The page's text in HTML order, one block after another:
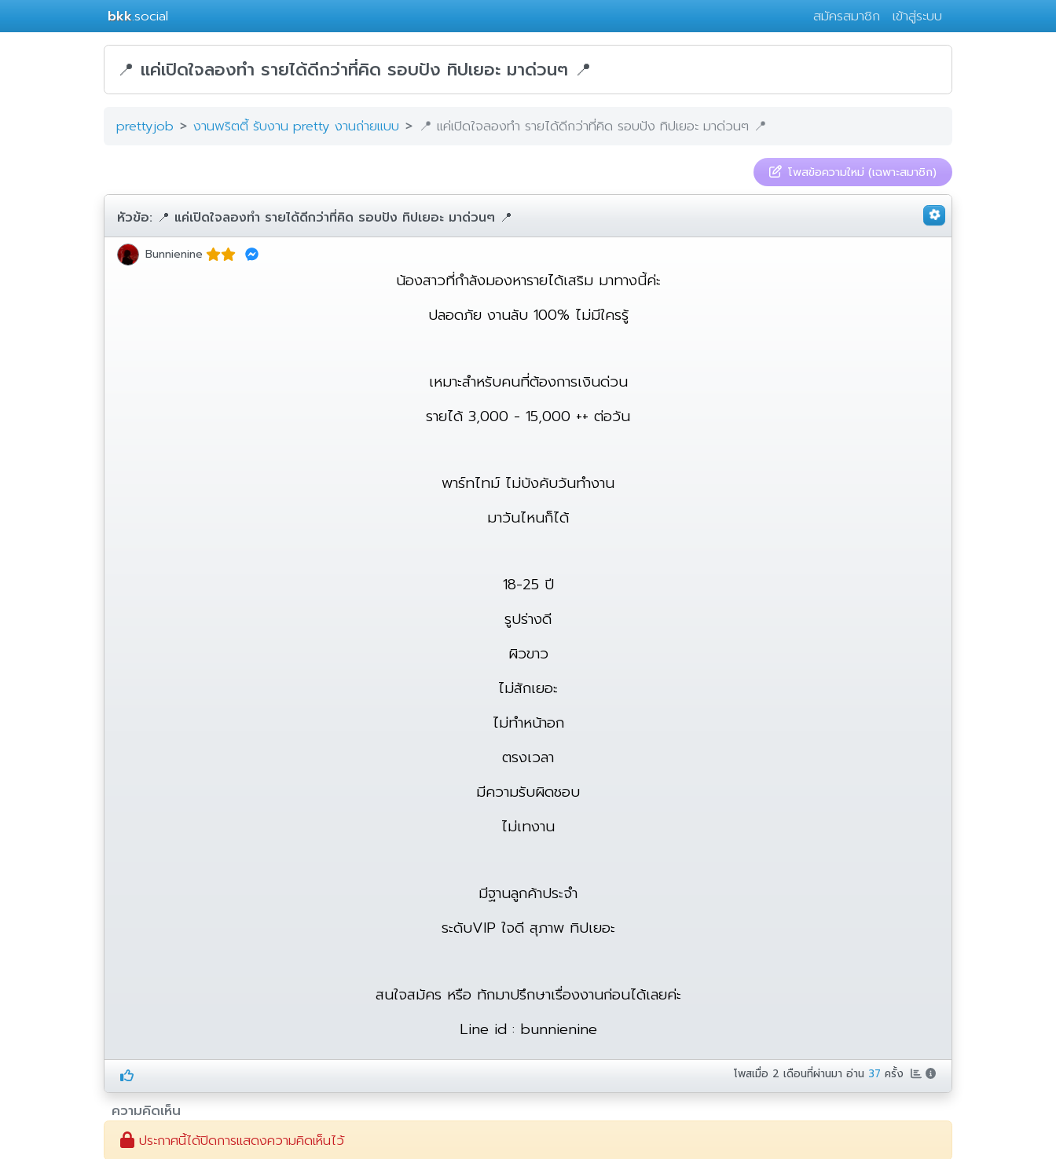
bkk.social สมัครสมาชิก เข้าสู่ระบบ
📍 แค่เปิดใจลองทำ รายได้ดีกว่าที่คิด รอบปัง ทิปเยอะ มาด่วนๆ 📍
prettyjob งานพริตตี้ รับงาน pretty งานถ่ายแบบ 📍 แค่เปิดใจลองทำ รายได้ดีกว่าที่คิด รอบปัง ทิปเยอะ มาด่วนๆ 📍
โพสข้อความใหม่ (เฉพาะสมาชิก)
หัวข้อ: 📍 แค่เปิดใจลองทำ รายได้ดีกว่าที่คิด รอบปัง ทิปเยอะ มาด่วนๆ 📍
Bunnienine
น้องสาวที่กำลังมองหารายได้เสริม มาทางนี้ค่ะ
ปลอดภัย งานลับ 100% ไม่มีใครรู้
เหมาะสำหรับคนที่ต้องการเงินด่วน
รายได้ 3,000 - 15,000 ++ ต่อวัน
พาร์ทไทม์ ไม่บังคับวันทำงาน
มาวันไหนก็ได้
18-25 ปี
รูปร่างดี
ผิวขาว
ไม่สักเยอะ
ไม่ทำหน้าอก
ตรงเวลา
มีความรับผิดชอบ
ไม่เทงาน
มีฐานลูกค้าประจำ
ระดับVIP ใจดี สุภาพ ทิปเยอะ
สนใจสมัคร หรือ ทักมาปรึกษาเรื่องงานก่อนได้เลยค่ะ
Line id : bunnienine
โพสเมื่อ 2 เดือนที่ผ่านมา อ่าน 37 ครั้ง
ความคิดเห็น
ประกาศนี้ได้ปิดการแสดงความคิดเห็นไว้